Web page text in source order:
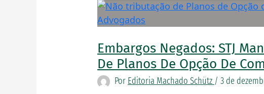
Embargos Negados: STJ
De Planos De Opção De
Por Editoria Machado Schütz /3 de
Embargos
negados:
mantém
a
não
tributação